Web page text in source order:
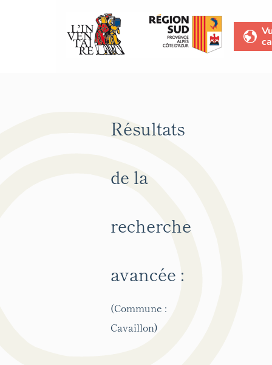
Résultats
de la
recherche
avancée :
(Commune :
Cavaillon)